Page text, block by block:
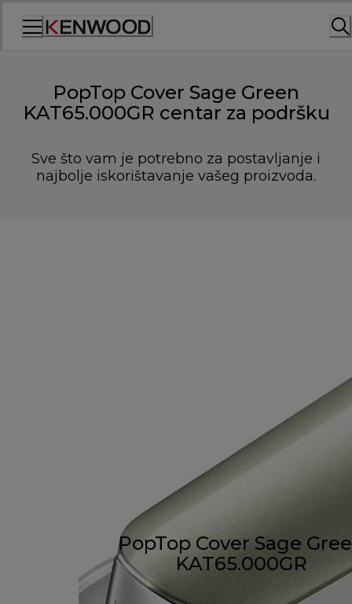
PopTop Cover Sage Green
KAT65.000GR centar za podršku
Sve što vam je potrebno za postavljanje i
najbolje iskorištavanje vašeg proizvoda.
PopTop Cover Sage
KAT65.000GR